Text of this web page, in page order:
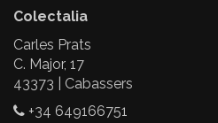
Colectalia
Carles Prats
C. Major, 17
43373 | Cabassers
+34 649166751